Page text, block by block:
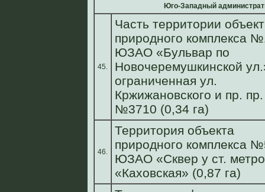
Юго-Западный
45.
Часть территории
природного комплекса
ЮЗАО «Бульвар по
Новочеремушкинской
ограниченная ул.
Кржижановского и пр. пр.
№3710 (0,34 га)
46.
Территория объекта
природного комплекса
ЮЗАО «Сквер у ст. метро
«Каховская» (0,87 га)